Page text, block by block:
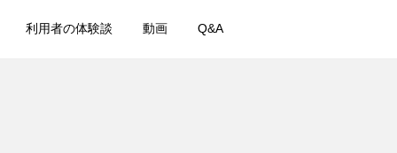
利用者の体験談 動画 Q&A